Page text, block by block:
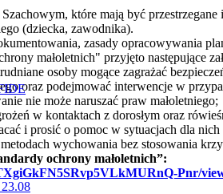
które mają być
(dziecka, zawodnika).
zasady opracowywania
małoletnich" przyjęto następujące
osoby mogące zagrażać
oraz podejmować interwencje w
nie może naruszać praw małoletniego;
w kontaktach z dorosłym oraz
i prosić o pomoc w sytuacjach dla
wychowania bez stosowania
ochrony małoletnich”:
Pnr/